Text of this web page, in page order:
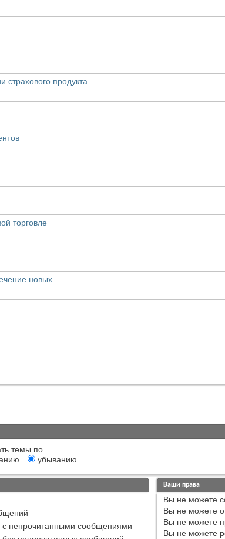
страхового продукта
торговле
новых
темы по...
убыванию
с непрочитанными сообщениями
Ваши права
Вы не можете
Вы не можете
Вы не можете
Вы не можете